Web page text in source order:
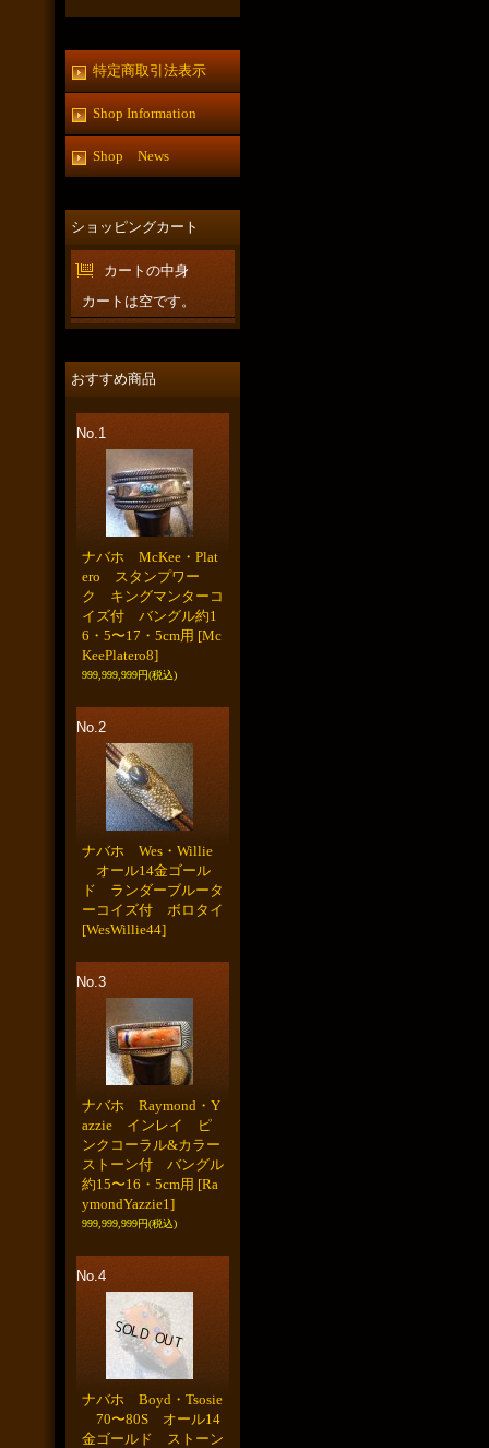
特定商取引法表示
Shop Information
Shop News
ショッピングカート
カートの中身
カートは空です。
おすすめ商品
No.1
ナバホ McKee・Plat
ero スタンプワー
ク キングマンターコ
イズ付 バングル約1
6・5〜17・5cm用 [Mc
KeePlatero8]
999,999,999円(税込)
No.2
ナバホ Wes・Willie
オール14金ゴール
ド ランダーブルータ
ーコイズ付 ボロタイ
[WesWillie44]
No.3
ナバホ Raymond・Y
azzie インレイ ピ
ンクコーラル&カラー
ストーン付 バングル
約15〜16・5cm用 [Ra
ymondYazzie1]
999,999,999円(税込)
No.4
ナバホ Boyd・Tsosie
70〜80S オール14
金ゴールド ストーン